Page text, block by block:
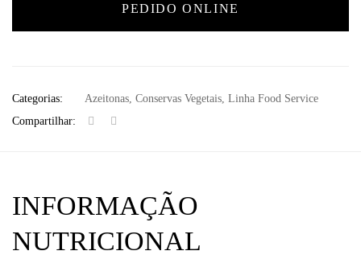
PEDIDO ONLINE
Categorias: Azeitonas Conservas Vegetais Linha Food Service
Compartilhar:
INFORMAÇÃO
NUTRICIONAL